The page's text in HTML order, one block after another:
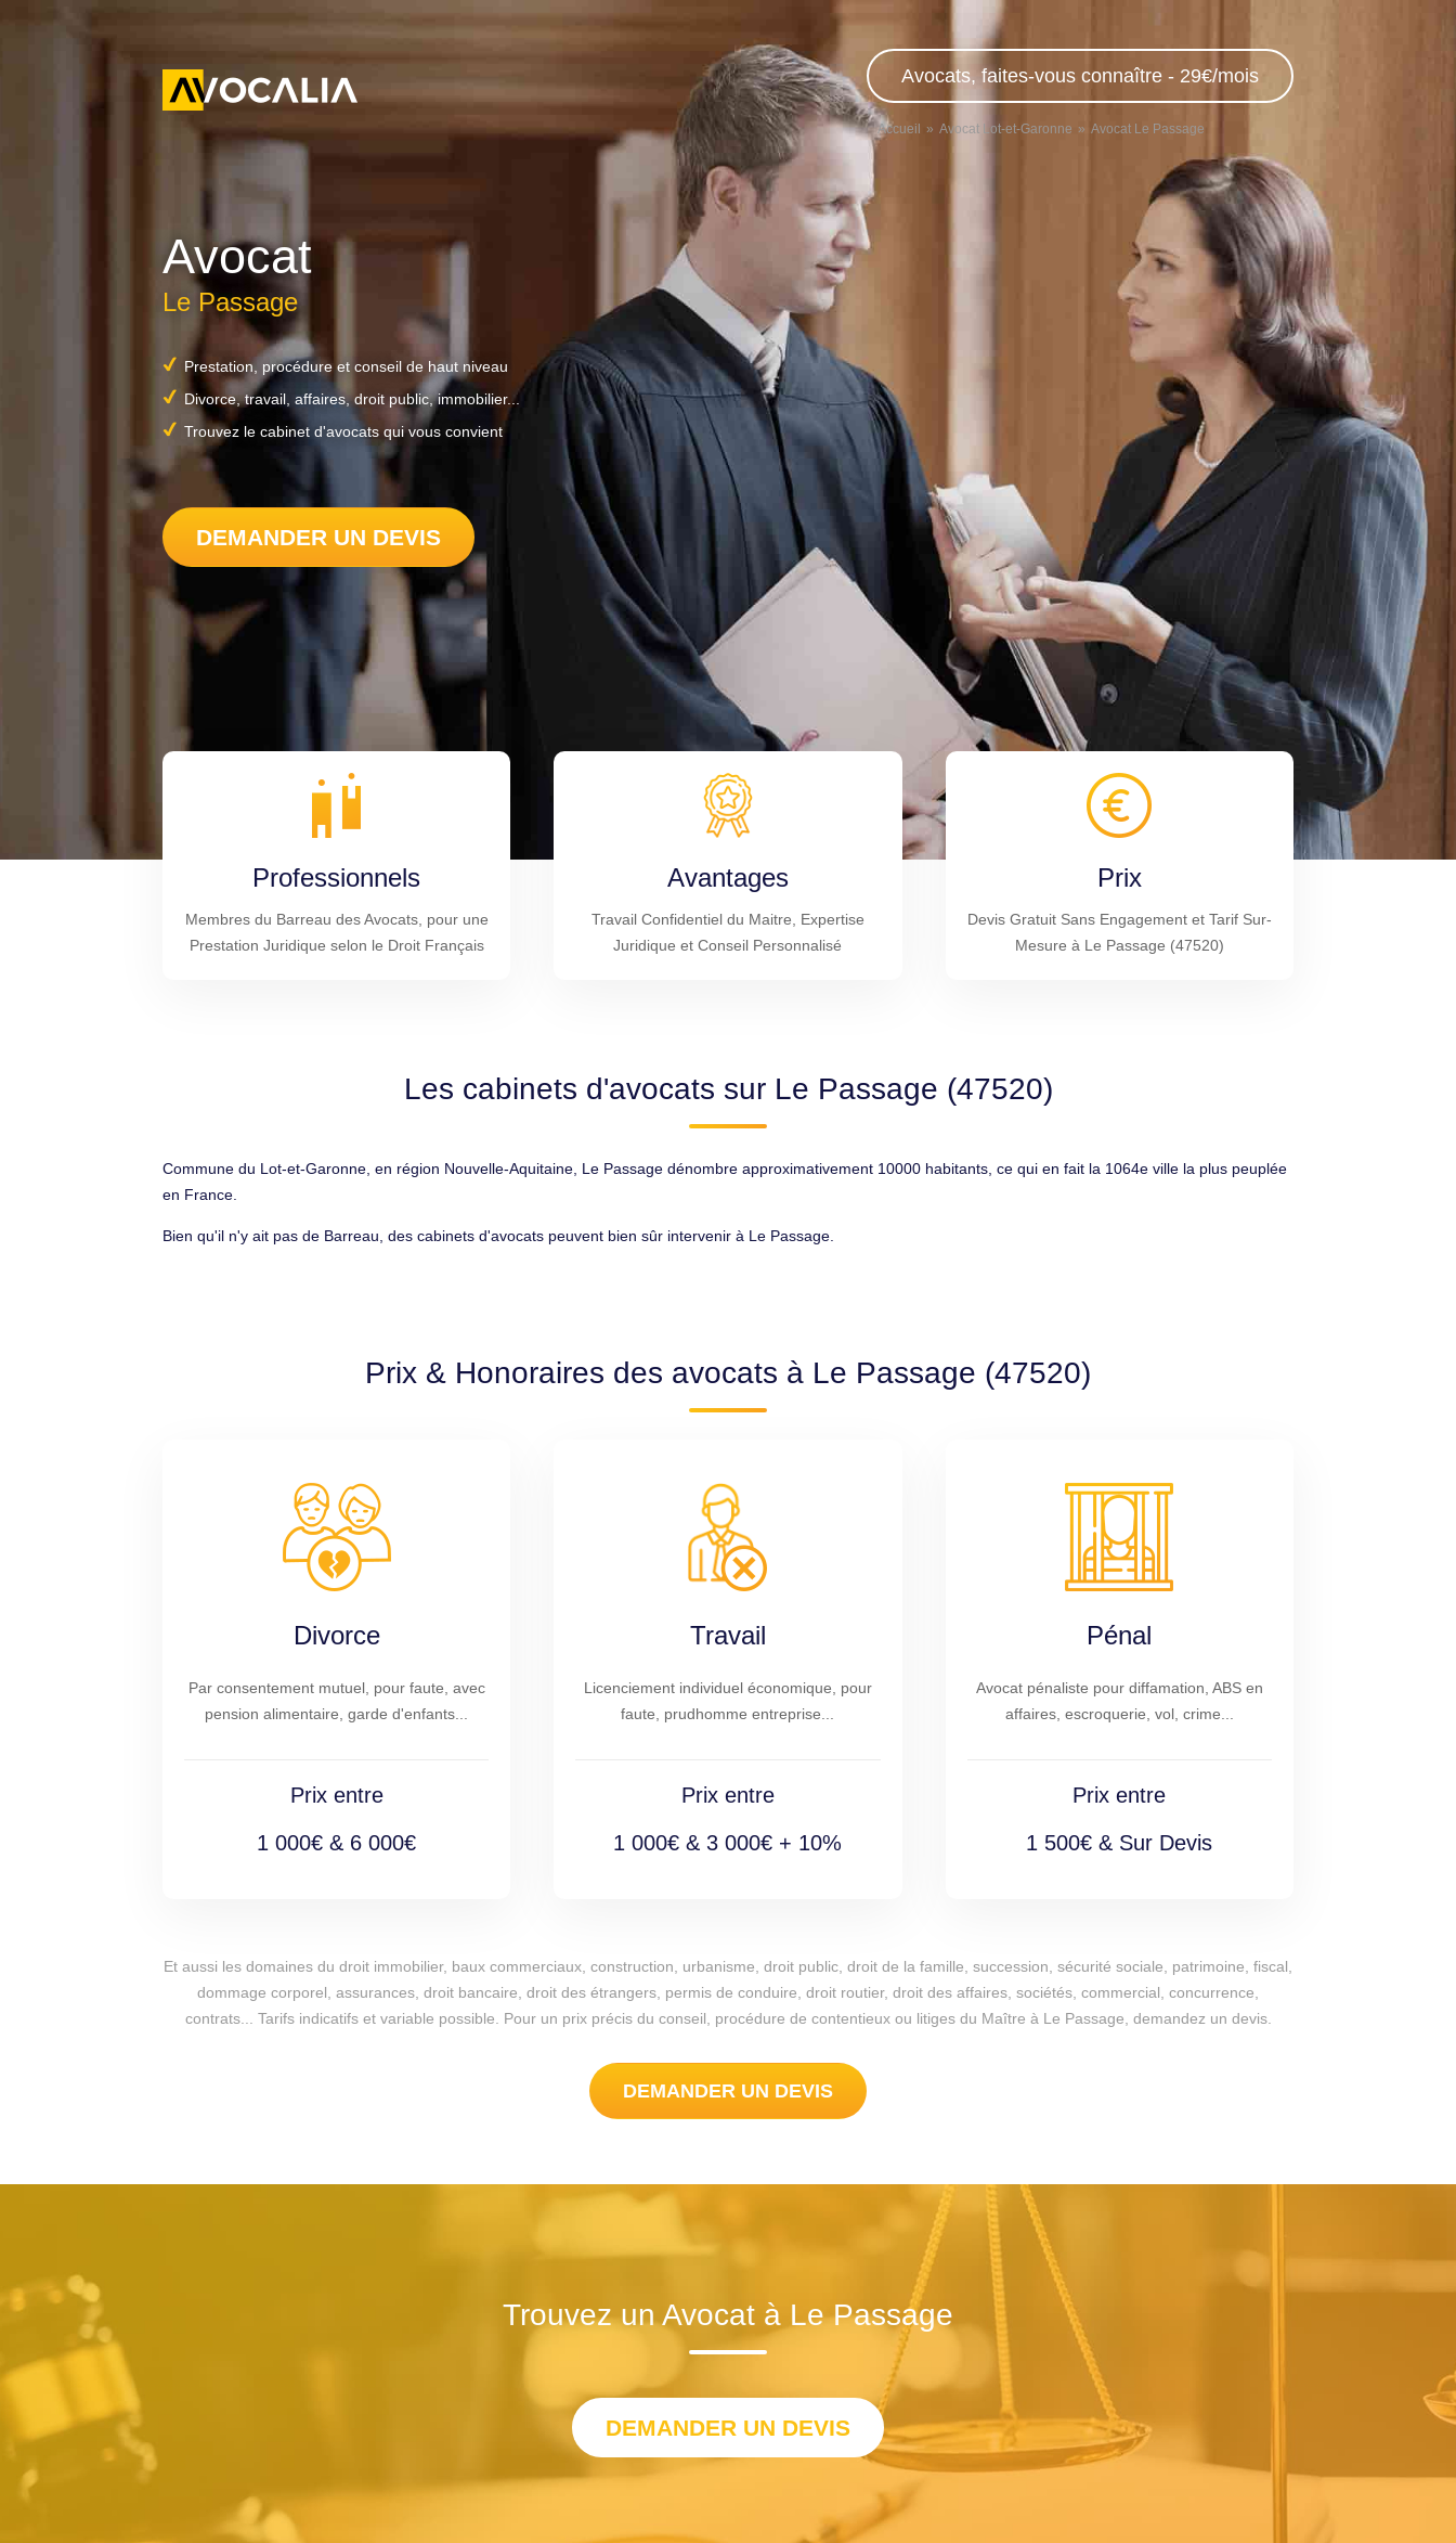
Avocats, faites-vous connaître - 29€/mois
Accueil Avocat Lot-et-Garonne Avocat Le Passage
Avocat
Le Passage
Prestation, procédure et conseil de haut niveau
Divorce, travail, affaires, droit public, immobilier...
Trouvez le cabinet d'avocats qui vous convient
DEMANDER UN DEVIS
Professionnels
Membres du Barreau des Avocats, pour une
Prestation Juridique selon le Droit Français
Avantages
Travail Confidentiel du Maitre, Expertise
Juridique et Conseil Personnalisé
Prix
Devis Gratuit Sans Engagement et Tarif Sur-
Mesure à Le Passage (47520)
Les cabinets d'avocats sur Le Passage (47520)
Commune du Lot-et-Garonne, en région Nouvelle-Aquitaine, Le Passage dénombre approximativement 10000 habitants, ce qui en fait la 1064e ville la plus peuplée
en France.
Bien qu'il n'y ait pas de Barreau, des cabinets d'avocats peuvent bien sûr intervenir à Le Passage.
Prix & Honoraires des avocats à Le Passage (47520)
Divorce
Par consentement mutuel, pour faute, avec
pension alimentaire, garde d'enfants...
Prix entre
1 000€ & 6 000€
Travail
Licenciement individuel économique, pour
faute, prudhomme entreprise...
Prix entre
1 000€ & 3 000€ + 10%
Pénal
Avocat pénaliste pour diffamation, ABS en
affaires, escroquerie, vol, crime...
Prix entre
1 500€ & Sur Devis
Et aussi les domaines du droit immobilier, baux commerciaux, construction, urbanisme, droit public, droit de la famille, succession, sécurité sociale, patrimoine, fiscal,
dommage corporel, assurances, droit bancaire, droit des étrangers, permis de conduire, droit routier, droit des affaires, sociétés, commercial, concurrence,
contrats... Tarifs indicatifs et variable possible. Pour un prix précis du conseil, procédure de contentieux ou litiges du Maître à Le Passage, demandez un devis.
DEMANDER UN DEVIS
Trouvez un Avocat à Le Passage
DEMANDER UN DEVIS